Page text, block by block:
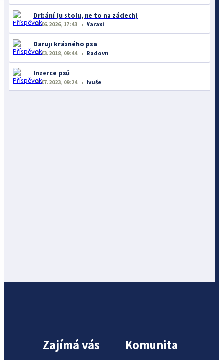
Drbání (u stolu, ne to na zádech)
23.06.2026, 17:43 Varaxi
Daruji krásného psa
12.03.2018, 09:44 Radovn
Inzerce psů
13.07.2023, 09:24 Ivuše
Zajímá vás Komunita